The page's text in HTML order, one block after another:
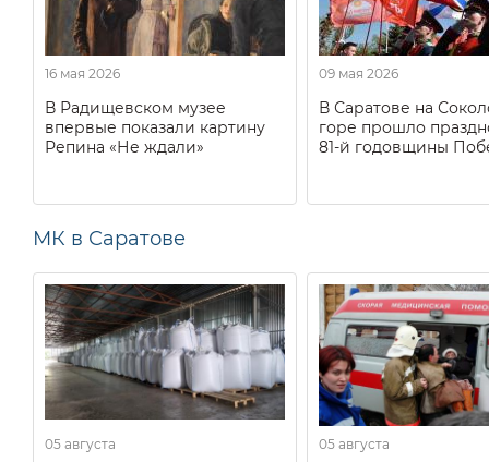
16 мая 2026
В Радищевском музее
впервые показали картину
Репина «Не ждали»
09 мая 2026
В Саратове на
горе прошло
81-й годовщины
МК в Саратове
05 августа 05 августа